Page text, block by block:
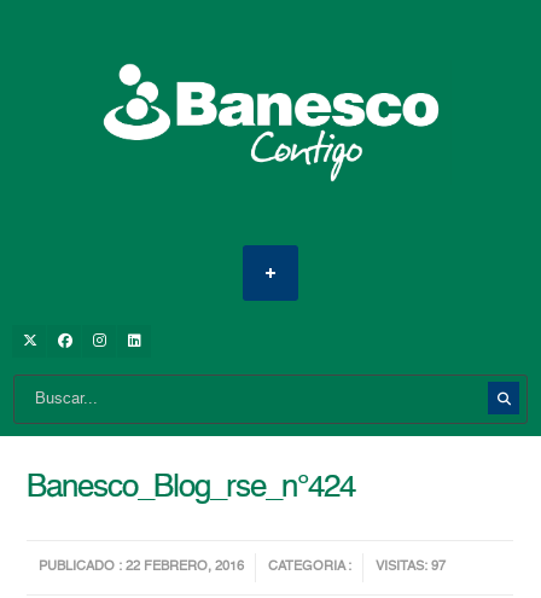
Banesco_Blog_rse_n°424
PUBLICADO : 22 FEBRERO, 2016 CATEGORIA : VISITAS: 97